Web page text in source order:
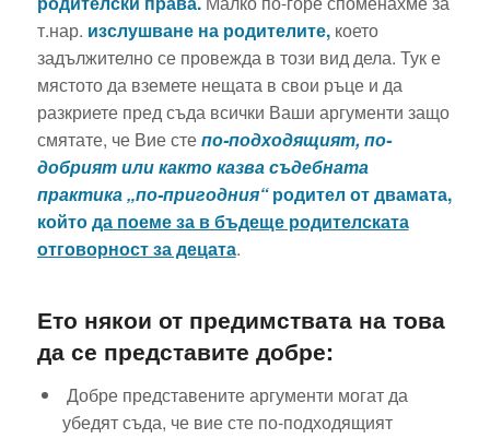
т.нар. изслушване на родителите,което
задължително се провежда в този вид дела. Тук е
мястото да вземете нещата в свои ръце и да
разкриете пред съда всички Ваши аргументи защо
смятате, че Вие степо-подходящият, по-
добрият или както казва съдебната
практика „по-пригодния“родител от двамата,
койтода поеме за в бъдеще родителската
отговорност за децата.
Ето някои от предимствата на това
да се представите добре:
Добре представените аргументи могат да
убедят съда, че вие сте по-подходящият